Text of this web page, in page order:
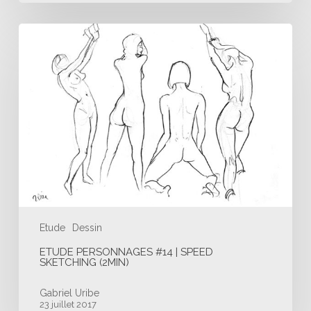
Etude Dessin
ETUDE PERSONNAGES #14 | SPEED
SKETCHING (2MIN)
Gabriel Uribe
23 juillet 2017